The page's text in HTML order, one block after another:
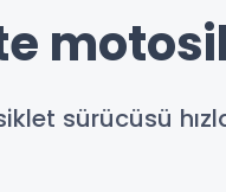
sürücüsü